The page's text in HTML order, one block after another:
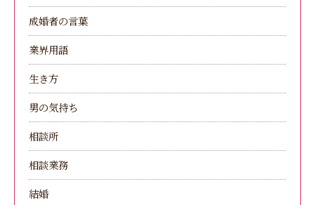
成婚者の言葉
業界用語
生き方
男の気持ち
相談所
相談業務
結婚